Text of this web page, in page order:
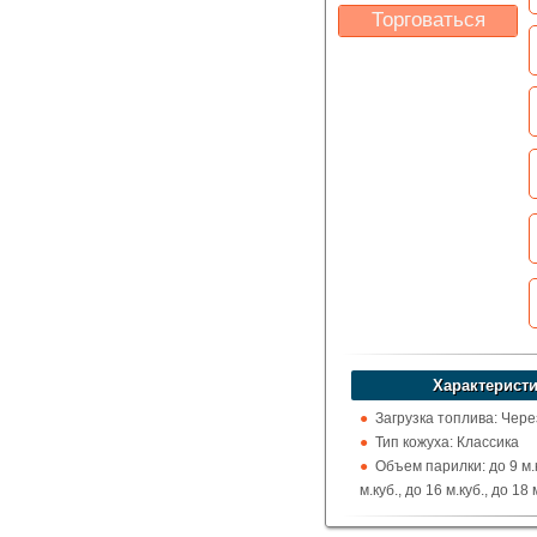
Торговаться
Загрузка топлива:
Тип кожуха: Классика
Объем парилки: до 9
м.куб., до 16 м.куб., до 18
м.куб., до 24 м.куб.